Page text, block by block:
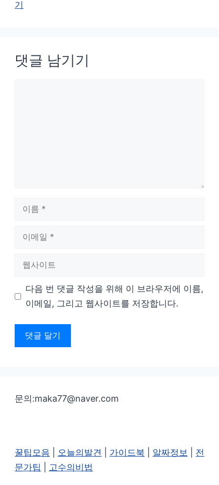
기
댓글 남기기
다음 번 댓글 작성을 위해 이 브라우저에 이름,
이메일, 그리고 웹사이트를 저장합니다.
문의:maka77@naver.com
꿀팁모음 오늘의발견 가이드북 알짜정보
전
문가팁
고수의비법